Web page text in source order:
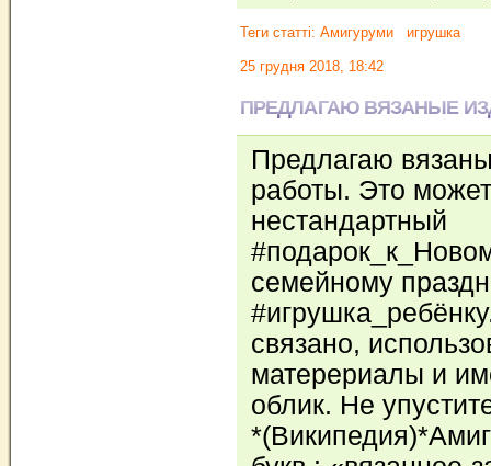
Теги статті: Амигуруми игрушка
25 грудня 2018, 18:42
ПРЕДЛАГАЮ ВЯЗАНЫЕ
Предлагаю
работы. Это
нестандартный
семейному
связано,
матерериалы и
облик. Не